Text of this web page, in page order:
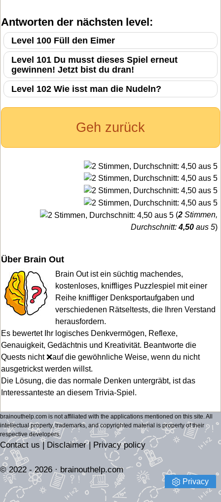
Antworten der nächsten level:
Level 100 Füll den Eimer
Level 101 Du musst dieses Spiel erneut
gewinnen! Jetzt bist du dran!
Level 102 Wie isst man die Nudeln?
Geh zurück
(2 Stimmen,
Durchschnitt:4,50 aus 5)
Über Brain Out
Brain Out ist ein süchtig machendes,
kostenloses, kniffliges Puzzlespiel mit einer
Reihe kniffliger Denksportaufgaben und
verschiedenen Rätseltests, die Ihren Verstand
herausfordern.
Es bewertet Ihr logisches Denkvermögen, Reflexe,
Genauigkeit, Gedächtnis und Kreativität. Beantworte die
Quests nicht ❌auf die gewöhnliche Weise, wenn du nicht
ausgetrickst werden willst.
Die Lösung, die das normale Denken untergräbt, ist das
Interessanteste an diesem Trivia-Spiel.
brainouthelp.com is not affiliated with the applications mentioned on this site. All
intellectual property, trademarks, and copyrighted material is property of their
respective developers.
Contact us| Disclaimer| Privacy policy
© 2022 - 2026 · brainouthelp.com
Privacy